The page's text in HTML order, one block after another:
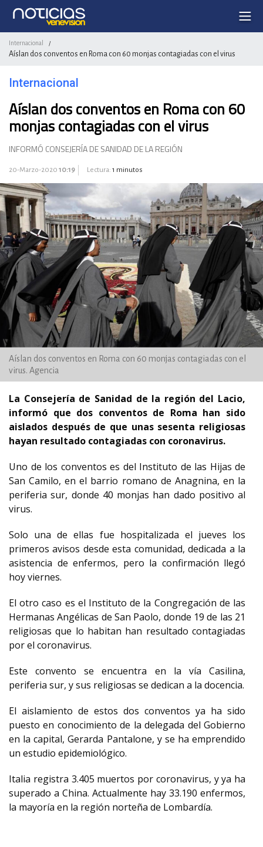
Internacional /
Aíslan dos conventos en Roma con 60 monjas contagiadas con el virus
Internacional
Aíslan dos conventos en Roma con 60
monjas contagiadas con el virus
INFORMÓ CONSEJERÍA DE SANIDAD DE LA REGIÓN
20-Marzo-2020 10:19 Lectura: 1 minutos
Aíslan dos conventos en Roma con 60 monjas contagiadas con el
virus. Agencia
La Consejería de Sanidad de la región del Lacio,
informó que dos conventos de Roma han sido
aislados después de que unas sesenta religiosas
hayan resultado contagiadas con coronavirus.
Uno de los conventos es del Instituto de las Hijas de
San Camilo, en el barrio romano de Anagnina, en la
periferia sur, donde 40 monjas han dado positivo al
virus.
Solo una de ellas fue hospitalizada el jueves los
primeros avisos desde esta comunidad, dedicada a la
asistencia de enfermos, pero la confirmación llegó
hoy viernes.
El otro caso es el Instituto de la Congregación de las
Hermanas Angélicas de San Paolo, donde 19 de las 21
religiosas que lo habitan han resultado contagiadas
por el coronavirus.
Este convento se encuentra en la vía Casilina,
periferia sur, y sus religiosas se dedican a la docencia.
El aislamiento de estos dos conventos ya ha sido
puesto en conocimiento de la delegada del Gobierno
en la capital, Gerarda Pantalone, y se ha emprendido
un estudio epidemiológico.
Italia registra 3.405 muertos por coronavirus, y ya ha
superado a China. Actualmente hay 33.190 enfermos,
la mayoría en la región norteña de Lombardía.